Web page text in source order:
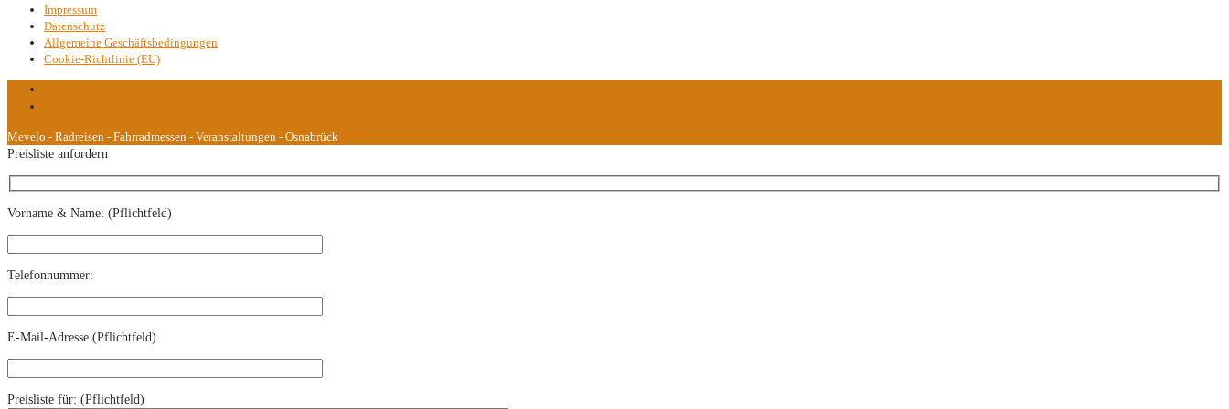
Impressum
Datenschutz
Allgemeine Geschäftsbedingungen
Cookie-Richtlinie (EU)
Mevelo - Radreisen - Fahrradmessen - Veranstaltungen - Osnabrück
Preisliste anfordern
Vorname & Name: (Pflichtfeld)
Telefonnummer:
E-Mail-Adresse (Pflichtfeld)
Preisliste für: (Pflichtfeld)